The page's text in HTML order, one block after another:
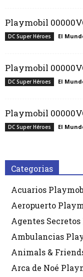
Playmobil
DC Super Héroes El
Playmobil
DC Super Héroes El
Playmobil
DC Super Héroes El
Categorias
Acuarios
Aeropuerto
Agentes
Ambulancias
Animals &
Arca de Noé